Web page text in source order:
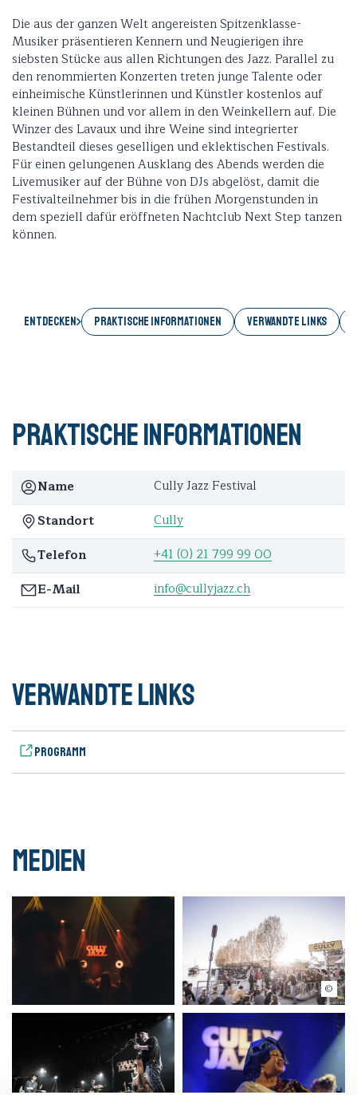
Die aus der ganzen Welt angereisten Spitzenklasse-
Musiker präsentieren Kennern und Neugierigen ihre
siebsten Stücke aus allen Richtungen des Jazz. Parallel zu
den renommierten Konzerten treten junge Talente oder
einheimische Künstlerinnen und Künstler kostenlos auf
kleinen Bühnen und vor allem in den Weinkellern auf. Die
Winzer des Lavaux und ihre Weine sind integrierter
Bestandteil dieses geselligen und eklektischen Festivals.
Für einen gelungenen Ausklang des Abends werden die
Livemusiker auf der Bühne von DJs abgelöst, damit die
Festivalteilnehmer bis in die frühen Morgenstunden in
dem speziell dafür eröffneten Nachtclub Next Step tanzen
können.
Entdecken PRAKTISCHE INFORMATIONEN VERWANDTE LINKS
Praktische Informationen
Name
Cully Jazz Festival
Standort
Cully
Telefon
+41 (0) 21 799 99 00
E-Mail
info@cullyjazz.ch
Verwandte Links
Programm
Medien
Emilien Itim